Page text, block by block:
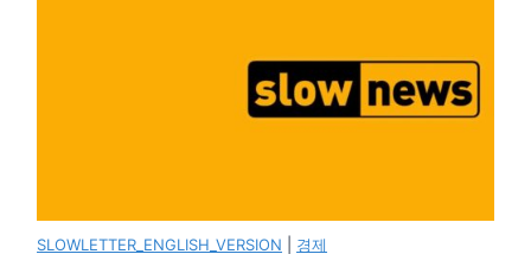
SLOWLETTER_ENGLISH_VERSION 경제